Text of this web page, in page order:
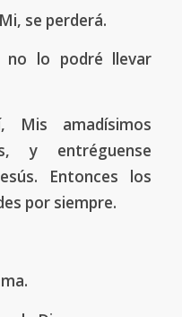
se perderá.
lo podré llevar
amadísimos
y entréguense
Entonces los
por siempre.